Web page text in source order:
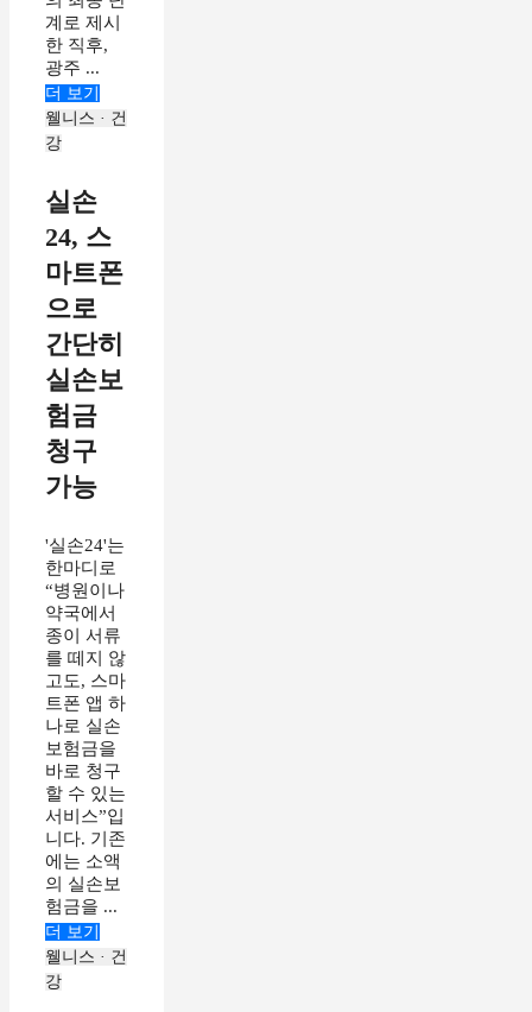
계로 제시
한 직후,
광주 ...
더 보기
웰니스 · 건
강
실손
24, 스
마트폰
으로
간단히
실손보
험금
청구
가능
'실손24'는
한마디로
“병원이나
약국에서
종이 서류
를 떼지 않
고도, 스마
트폰 앱 하
나로 실손
보험금을
바로 청구
할 수 있는
서비스”입
니다. 기존
에는 소액
의 실손보
험금을 ...
더 보기
웰니스 · 건
강